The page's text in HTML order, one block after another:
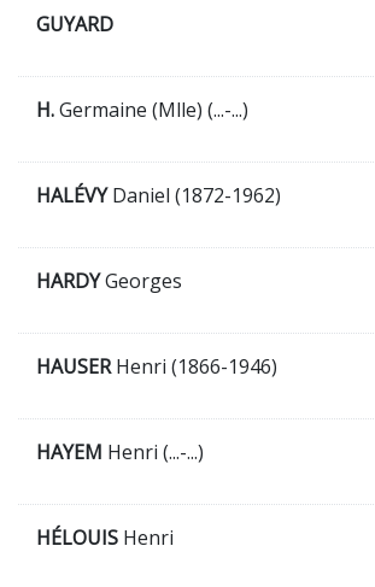
GUYARD
H.Germaine (Mlle) (...-...)
HALÉVYDaniel (1872-1962)
HARDYGeorges
HAUSERHenri (1866-1946)
HAYEM Henri (...-...)
HÉLOUIS Henri